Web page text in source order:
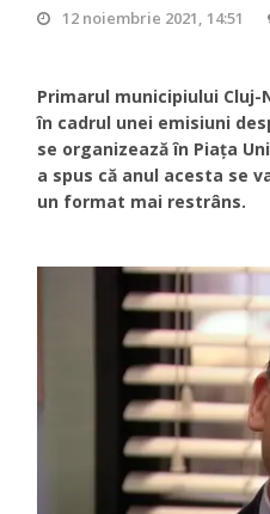
12 noiembrie 2021, 14:51
Primarul municipiului Cluj-
în cadrul unei emisiuni
se organizează în Piața
a spus că anul acesta se
un format mai restrâns.